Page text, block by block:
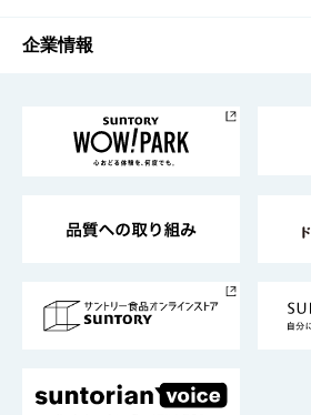
栄養成分一覧
工場見学
地域情報
サントリーホール
サントリーサンバーズ大阪
サステナビリティTOP
サントリーが考えるサステナビ
企業情報
企業概要
採用情報